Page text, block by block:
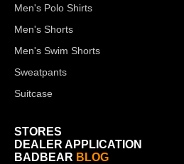
Men's Polo Shirts
Men's Shorts
Men's Swim Shorts
Sweatpants
Suitcase
STORES
DEALER APPLICATION
BADBEAR BLOG